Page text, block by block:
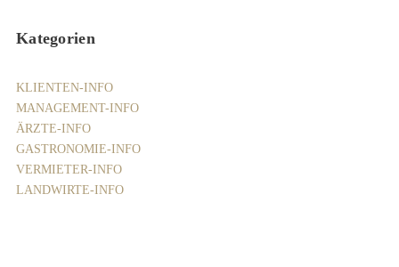
Kategorien
KLIENTEN-INFO
MANAGEMENT-INFO
ÄRZTE-INFO
GASTRONOMIE-INFO
VERMIETER-INFO
LANDWIRTE-INFO